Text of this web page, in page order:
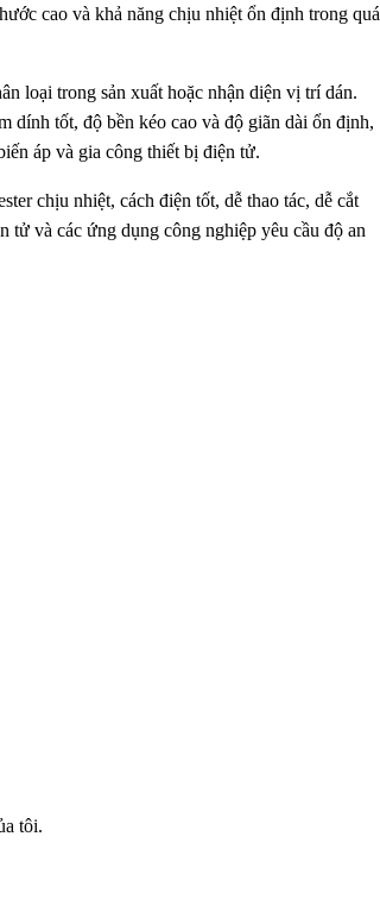
cao và khả năng chịu nhiệt ổn định trong quá
loại trong sản xuất hoặc nhận diện vị trí dán.
dính tốt, độ bền kéo cao và độ giãn dài ổn định,
áp và gia công thiết bị điện tử.
chịu nhiệt, cách điện tốt, dễ thao tác, dễ cắt
tử và các ứng dụng công nghiệp yêu cầu độ an
tôi.